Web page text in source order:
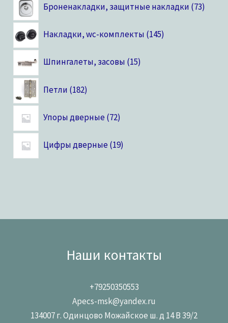
Броненакладки, защитные накладки 73
Накладки, wc-комплекты 145
Шпингалеты, засовы 15
Петли 182
Упоры дверные 72
Цифры дверные 19
Наши контакты
+79250350553
Apecs-msk@yandex.ru
134007 г. Одинцово Можайское ш. д 14 В 39/2